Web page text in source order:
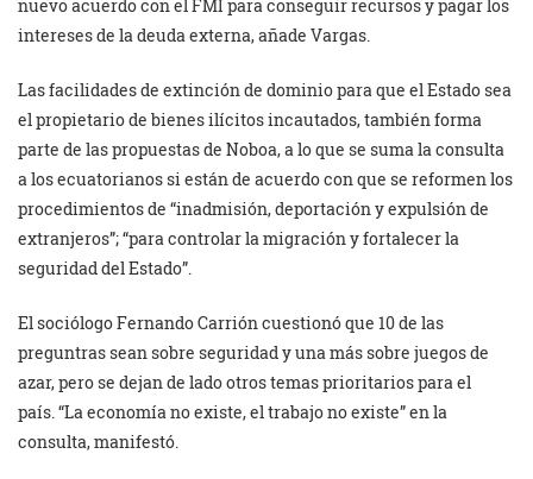
nuevo acuerdo con el FMI para conseguir recursos y pagar los
intereses de la deuda externa, añade Vargas.
Las facilidades de extinción de dominio para que el Estado sea
el propietario de bienes ilícitos incautados, también forma
parte de las propuestas de Noboa, a lo que se suma la consulta
a los ecuatorianos si están de acuerdo con que se reformen los
procedimientos de “inadmisión, deportación y expulsión de
extranjeros”; “para controlar la migración y fortalecer la
seguridad del Estado”.
El sociólogo Fernando Carrión cuestionó que 10 de las
preguntras sean sobre seguridad y una más sobre juegos de
azar, pero se dejan de lado otros temas prioritarios para el
país. “La economía no existe, el trabajo no existe” en la
consulta, manifestó.